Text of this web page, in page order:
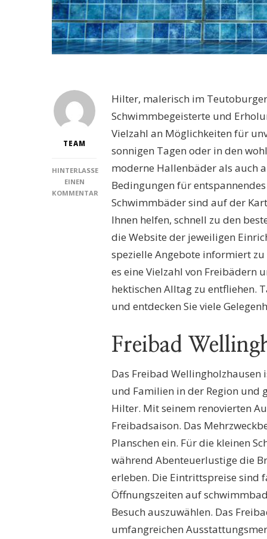
TEAM
HINTERLASSE
EINEN
KOMMENTAR
SCHWIMMBÄDER
ENTDECKEN
ERHOLUNG!
Hilter, malerisch im
Schwimmbegeisterte und
Vielzahl an Möglichkeiten für
sonnigen Tagen oder in den
moderne Hallenbäder als auch
Bedingungen für
Schwimmbäder sind auf der
Ihnen helfen, schnell zu den
die Website der jeweiligen
spezielle Angebote informiert
es eine Vielzahl von Freibädern
hektischen Alltag zu entfliehen.
und entdecken Sie viele
Freibad
Das Freibad
und Familien in der Region und
Hilter. Mit seinem renovierten
Freibadsaison. Das
Planschen ein. Für die kleinen
während Abenteuerlustige die
erleben. Die Eintrittspreise sind
Öffnungszeiten auf
Besuch auszuwählen. Das
umfangreichen